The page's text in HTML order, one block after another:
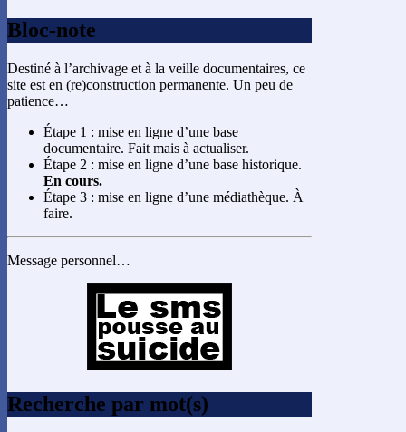
Bloc-note
Destiné à l’archivage et à la veille documentaires, ce
site est en (re)construction permanente. Un peu de
patience…
Étape 1 : mise en ligne d’une base
documentaire. Fait mais à actualiser.
Étape 2 : mise en ligne d’une base historique.
En cours.
Étape 3 : mise en ligne d’une médiathèque. À
faire.
Message personnel…
Recherche par mot(s)